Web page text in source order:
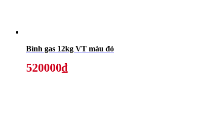
Bình gas 12kg VT màu đỏ
520000₫